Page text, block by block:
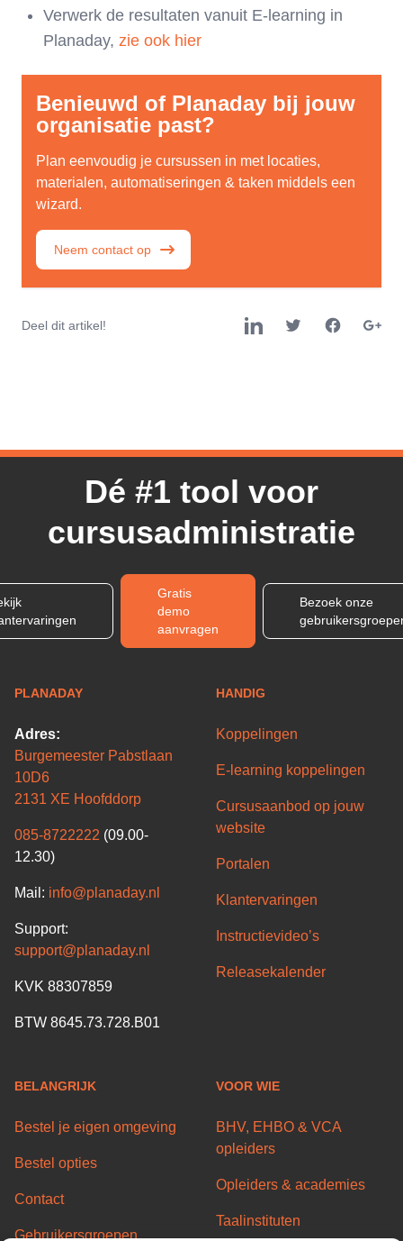
Verwerk de resultaten vanuit E-learning in
Planaday, zie ook hier
Benieuwd of Planaday bij jouw
organisatie past?
Plan eenvoudig je cursussen in met locaties,
materialen, automatiseringen & taken middels een
wizard.
Neem contact op
Deel dit artikel!
Dé #1 tool voor
cursusadministratie
Gratis
demo
aanvragen
Bezoek onze
PLANADAY
Adres:
Burgemeester Pabstlaan
10D6
2131 XE Hoofddorp
085-8722222 (09.00-
12.30)
Mail: info@planaday.nl
Support:
support@planaday.nl
KVK 88307859
BTW 8645.73.728.B01
HANDIG
Koppelingen
E-learning koppelingen
Cursusaanbod op jouw
website
Portalen
Klantervaringen
Instructievideo’s
Releasekalender
BELANGRIJK
Bestel je eigen omgeving
Bestel opties
Contact
Gebruikersgroepen
VOOR WIE
BHV, EHBO & VCA
opleiders
Opleiders & academies
Taalinstituten